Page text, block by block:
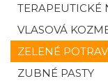
TERAPEUTICKÉ
VLASOVÁ
ZELENÉ
ZUBNÉ PASTY